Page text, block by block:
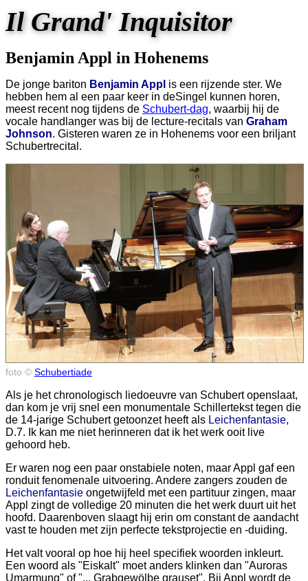
Il Grand' Inquisitor
Benjamin Appl in Hohenems
De jonge bariton Benjamin Appl is een rijzende ster. We
hebben hem al een paar keer in deSingel kunnen horen,
meest recent nog tijdens de Schubert-dag, waarbij hij de
vocale handlanger was bij de lecture-recitals van Graham
Johnson. Gisteren waren ze in Hohenems voor een briljant
Schubertrecital.
foto © Schubertiade
Als je het chronologisch liedoeuvre van Schubert openslaat,
dan kom je vrij snel een monumentale Schillertekst tegen die
de 14-jarige Schubert getoonzet heeft als Leichenfantasie,
D.7. Ik kan me niet herinneren dat ik het werk ooit live
gehoord heb.
Er waren nog een paar onstabiele noten, maar Appl gaf een
ronduit fenomenale uitvoering. Andere zangers zouden de
Leichenfantasie ongetwijfeld met een partituur zingen, maar
Appl zingt de volledige 20 minuten die het werk duurt uit het
hoofd. Daarenboven slaagt hij erin om constant de aandacht
vast te houden met zijn perfecte tekstprojectie en -duiding.
Het valt vooral op hoe hij heel specifiek woorden inkleurt.
Een woord als "Eiskalt" moet anders klinken dan "Auroras
Umarmung" of "... Grabgewölbe grauset". Bij Appl wordt de